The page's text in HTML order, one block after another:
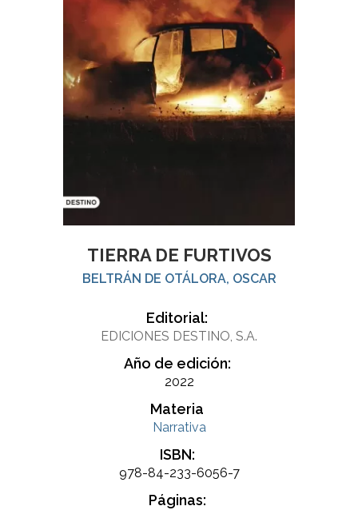
TIERRA DE FURTIVOS
BELTRÁN DE OTÁLORA, OSCAR
Editorial:
EDICIONES DESTINO, S.A.
Año de edición:
2022
Materia
Narrativa
ISBN:
978-84-233-6056-7
Páginas: